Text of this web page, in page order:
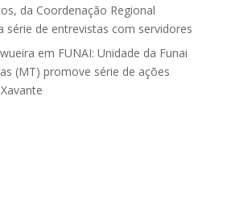
da Coordenação Regional
série de entrevistas com servidores
em FUNAI: Unidade da Funai
(MT) promove série de ações